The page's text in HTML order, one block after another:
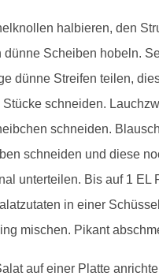
halbieren, den
dünne Scheiben hobeln.
dünne Streifen teilen,
schneiden.
schneiden.
schneiden und diese
unterteilen. Bis auf 1 EL
in einer
mischen. Pikant
auf einer Platte